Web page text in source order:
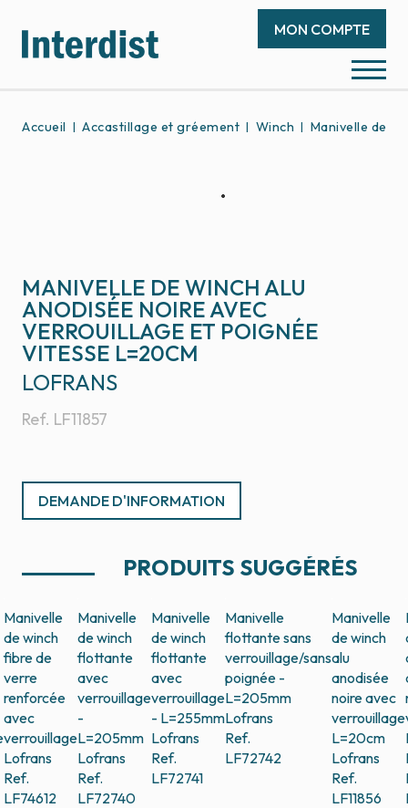
MON COMPTE
Accueil Accastillage et gréement Winch Manivelle de
MANIVELLE DE WINCH ALU
ANODISÉE NOIRE AVEC
VERROUILLAGE ET POIGNÉE
VITESSE L=20CM
Ref. LF11857
LOFRANS
DEMANDE D'INFORMATION
PRODUITS SUGGÉRÉS
Manivelle
de winch
fibre de
verre
renforcée
avec
verrouillage
Lofrans
Ref.
LF74612
Manivelle
de winch
flottante
avec
verrouillage
-
L=205mm
Lofrans
Ref.
LF72740
Manivelle
de winch
flottante
avec
verrouillage
- L=255mm
Lofrans
Ref.
LF72741
Manivelle
flottante sans
verrouillage/sans
poignée -
L=205mm
Lofrans
Ref.
LF72742
Manivelle
de winch
alu
anodisée
noire avec
verrouillage
L=20cm
Lofrans
Ref.
LF11856